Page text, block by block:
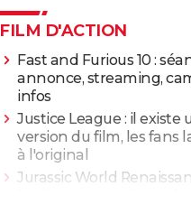
FILM D'ACTION
Fast and Furious 10 :
annonce, streaming,
infos
Justice League : il existe
version du film, les fans
à l'original
Jurassic World
intrigue, streaming,